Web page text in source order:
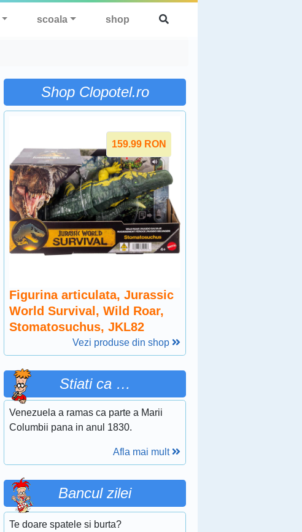
scoala shop
Shop Clopotel.ro
159.99 RON
Figurina articulata, Jurassic
World Survival, Wild Roar,
Stomatosuchus, JKL82
Vezi produse din shop
Stiati ca …
Venezuela a ramas ca parte a Marii
Columbii pana in anul 1830.
Afla mai mult
Bancul zilei
Te doare spatele si burta?